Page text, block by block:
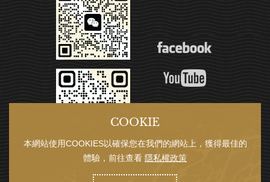
COOKIE
本網站使用COOKIES以確保您在我們的網站上，獲得最佳的
體驗，前往查看 隱私權政策